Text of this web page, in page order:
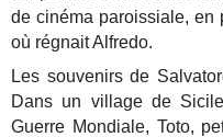
de cinéma paroissiale, en
où régnait Alfredo.
Les souvenirs de
Dans un village de
Guerre Mondiale, Toto,